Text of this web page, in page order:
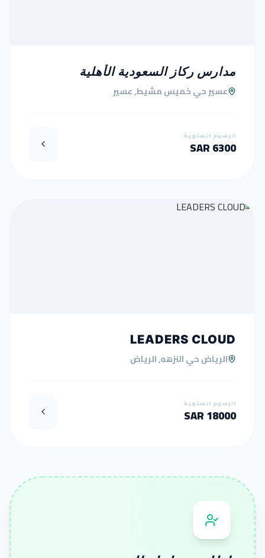
مدارس ركاز السعودية الأهلية
عسير حي خميس مشيط, عسير
الرسوم السنوية
6300 SAR
LEADERS CLOUD
الرياض حي النزهه, الرياض
الرسوم السنوية
18000 SAR